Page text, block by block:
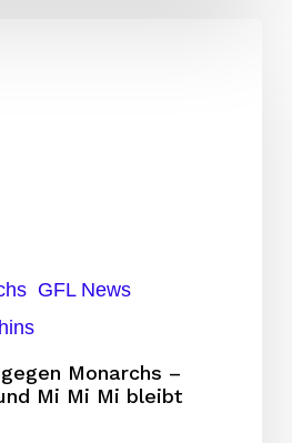
GFL News
Monarchs –
Mi Mi Mi bleibt